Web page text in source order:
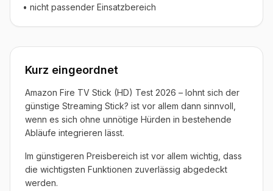
• nicht passender Einsatzbereich
Kurz eingeordnet
Amazon Fire TV Stick (HD) Test 2026 – lohnt sich der
günstige Streaming Stick? ist vor allem dann sinnvoll,
wenn es sich ohne unnötige Hürden in bestehende
Abläufe integrieren lässt.
Im günstigeren Preisbereich ist vor allem wichtig, dass
die wichtigsten Funktionen zuverlässig abgedeckt
werden.